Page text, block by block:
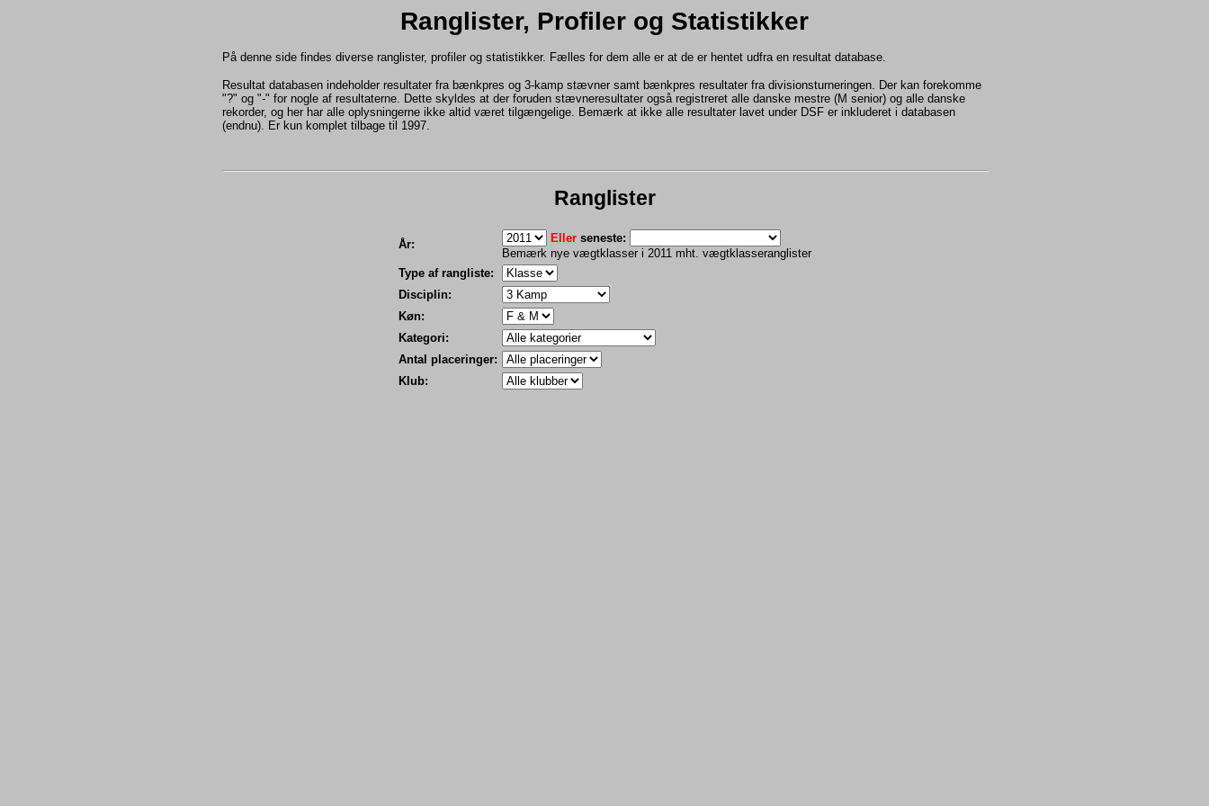
Ranglister, Profiler og Statistikker
På denne side findes diverse ranglister, profiler og statistikker. Fælles for dem alle er at de er hentet udfra en resultat database.
Resultat databasen indeholder resultater fra bænkpres og 3-kamp stævner samt bænkpres resultater fra divisionsturneringen. Der kan forekomme
"?" og "-" for nogle af resultaterne. Dette skyldes at der foruden stævneresultater også registreret alle danske mestre (M senior) og alle danske
rekorder, og her har alle oplysningerne ikke altid været tilgængelige. Bemærk at ikke alle resultater lavet under DSF er inkluderet i databasen
(endnu). Er kun komplet tilbage til 1997.
Ranglister
År: Ellerseneste:
Bemærk nye vægtklasser i 2011 mht. vægtklasseranglister
Type af rangliste:
Disciplin:
Køn:
Kategori:
Antal placeringer:
Klub: